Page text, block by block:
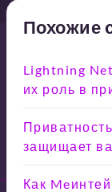
Похожие
Lightning
их роль в
защищает
Как